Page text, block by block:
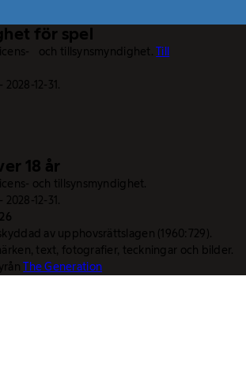
för spel
och tillsynsmyndighet.Till
12-31.
18 år
och tillsynsmyndighet.
12-31.
av upphovsrättslagen (1960:729).
text, fotografier, teckningar och bilder.
The Generation